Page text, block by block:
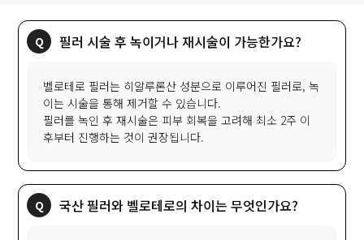
필러 시술 후 녹이거나 재시술이 가능한가요?
벨로테로 필러는 히알루론산 성분으로 이루어진 필러로, 녹
이는 시술을 통해 제거할 수 있습니다.
필러를 녹인 후 재시술은 피부 회복을 고려해 최소 2주 이
후부터 진행하는 것이 권장됩니다.
국산 필러와 벨로테로의 차이는 무엇인가요?